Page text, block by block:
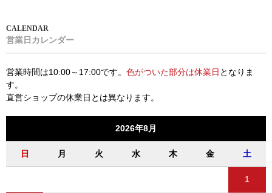
営業日カレンダー
営業時間は10:00～17:00です。 色がついた部分は休業日 となりま
す。
直営ショップの休業日とは異なります。
2026年8月
日 月 火 水 木 金 土
1